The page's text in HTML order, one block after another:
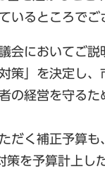
いるところでご
会においてご
」を決定し、
の経営を守る
だく補正予算
を予算計上し